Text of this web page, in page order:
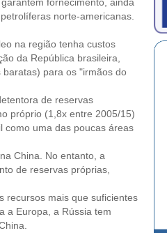
norte-americanas.
na região tenha custos
da República brasileira,
para os "irmãos do
de reservas
próprio (1,8x entre 2005/15)
como uma das poucas áreas
China. No entanto, a
de reservas próprias,
recursos mais que suficientes
a Europa, a Rússia tem